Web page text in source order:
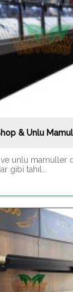
& Unlu Mamul
unlu mamuller
gibi tahıl...